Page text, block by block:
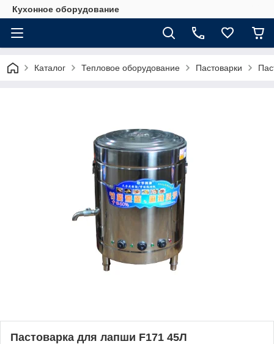
Кухонное оборудование
Каталог Тепловое оборудование Пастоварки
Пастоварка для лапши F171 45Л